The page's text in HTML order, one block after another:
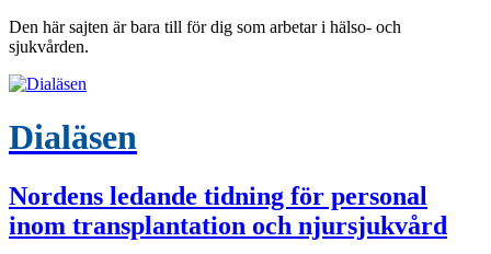
Den här sajten är bara till för dig som arbetar i hälso- och
sjukvården.
Dialäsen
Nordens ledande tidning för personal
inom transplantation och njursjukvård